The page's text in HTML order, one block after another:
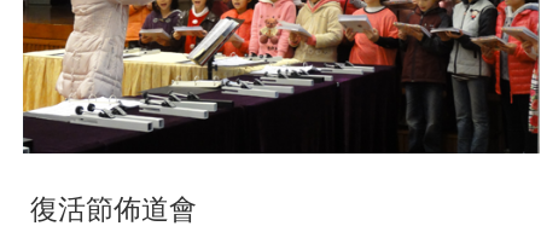
復活節佈道會